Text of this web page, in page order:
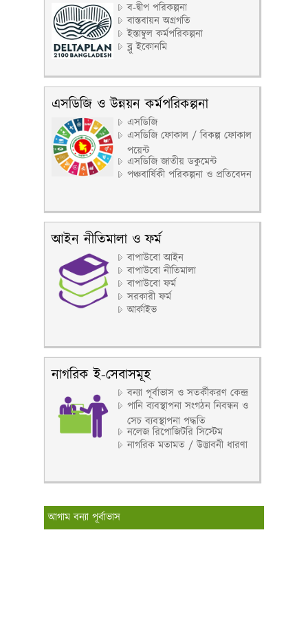
ব-দ্বীপ পরিকল্পনা
বাস্তবায়ন অগ্রগতি
ইস্তাম্বুল কর্মপরিকল্পনা
ব্লু ইকোনমি
এসডিজি ও উন্নয়ন কর্মপরিকল্পনা
এসডিজি
এসডিজি ফোকাল / বিকল্প ফোকাল
পয়েন্ট
এসডিজি জাতীয় ডকুমেন্ট
পঞ্চবার্ষিকী পরিকল্পনা ও প্রতিবেদন
আইন নীতিমালা ও ফর্ম
বাপাউবো আইন
বাপাউবো নীতিমালা
বাপাউবো ফর্ম
সরকারী ফর্ম
আর্কাইভ
নাগরিক ই-সেবাসমূহ
বন্যা পূর্বাভাস ও সতর্কীকরণ কেন্দ্র
পানি ব্যবস্থাপনা সংগঠন নিবন্ধন ও
সেচ ব্যবস্থাপনা পদ্ধতি
নলেজ রিপোজিটরি সিস্টেম
নাগরিক মতামত / উদ্ভাবনী ধারণা
আগাম বন্যা পূর্বাভাস